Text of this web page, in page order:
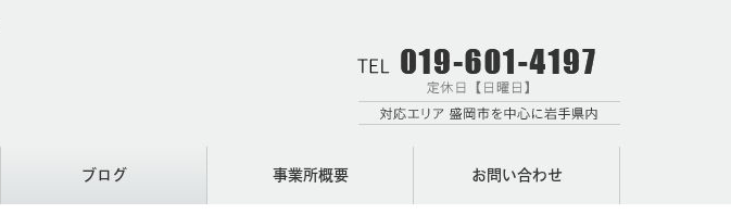
ブログ 事業所概要 お問い合わせ